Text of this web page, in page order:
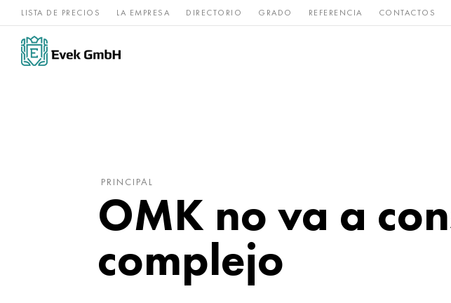
LISTA DE PRECIOS LA EMPRESA DIRECTORIO GRADO REFERENCIA CONTACTOS
Aleaciones de
níquel
acero Raro y
PRINCIPAL
OMK no va a
complejo